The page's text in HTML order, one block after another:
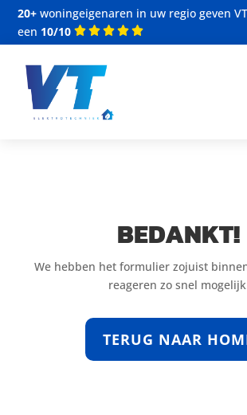
20+ woningeigenaren in uw regio geven
een 10/10
BEDANKT!
We hebben het formulier zojuist
reageren zo snel
TERUG NAAR